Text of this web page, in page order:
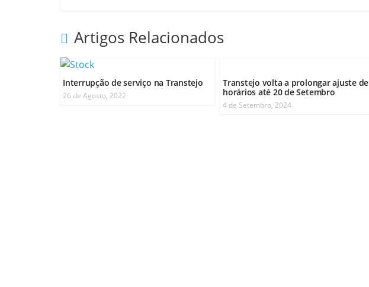
Artigos Relacionados
Interrupção de serviço na Transtejo
26 de Agosto, 2022
Transtejo volta a prolongar ajuste de
horários até 20 de Setembro
4 de Setembro, 2024